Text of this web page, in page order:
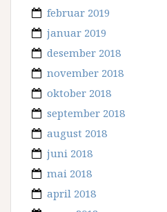
februar 2019
januar 2019
desember 2018
november 2018
oktober 2018
september 2018
august 2018
juni 2018
mai 2018
april 2018